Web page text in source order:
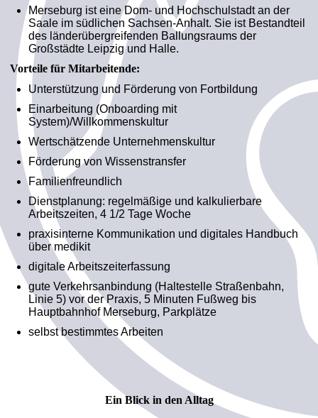
Merseburg ist eine Dom- und Hochschulstadt an der
Saale im südlichen Sachsen-Anhalt. Sie ist Bestandteil
des länderübergreifenden Ballungsraums der
Großstädte Leipzig und Halle.
Vorteile für Mitarbeitende:
Unterstützung und Förderung von Fortbildung
Einarbeitung (Onboarding mit
System)/Willkommenskultur
Wertschätzende Unternehmenskultur
Förderung von Wissenstransfer
Familienfreundlich
Dienstplanung: regelmäßige und kalkulierbare
Arbeitszeiten, 4 1/2 Tage Woche
praxisinterne Kommunikation und digitales Handbuch
über medikit
digitale Arbeitszeiterfassung
gute Verkehrsanbindung (Haltestelle Straßenbahn,
Linie 5) vor der Praxis, 5 Minuten Fußweg bis
Hauptbahnhof Merseburg, Parkplätze
selbst bestimmtes Arbeiten
Ein Blick in den Alltag